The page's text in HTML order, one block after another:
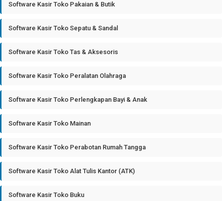
Software Kasir Toko Pakaian & Butik
Software Kasir Toko Sepatu & Sandal
Software Kasir Toko Tas & Aksesoris
Software Kasir Toko Peralatan Olahraga
Software Kasir Toko Perlengkapan Bayi & Anak
Software Kasir Toko Mainan
Software Kasir Toko Perabotan Rumah Tangga
Software Kasir Toko Alat Tulis Kantor (ATK)
Software Kasir Toko Buku